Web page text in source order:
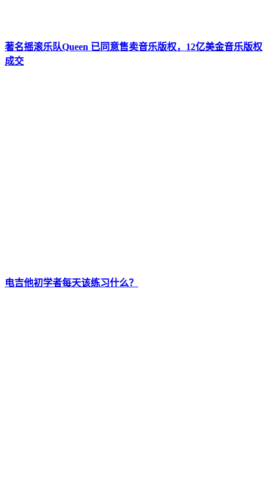
著名摇滚乐队Queen 已同意售卖音乐版权，12亿美金音乐版权
成交
电吉他初学者每天该练习什么？